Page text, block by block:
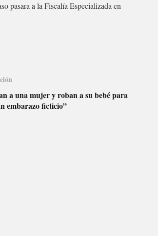
pasara a la Fiscalía Especializada en
a una mujer y roban a su bebé para
embarazo ficticio”